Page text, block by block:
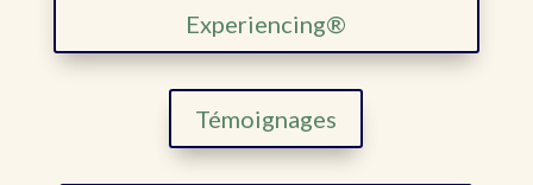
Experiencing®
Témoignages